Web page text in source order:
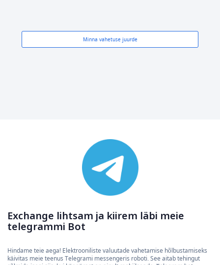
Minna vahetuse juurde
Exchange lihtsam ja kiirem läbi meie
telegrammi Bot
Hindame teie aega! Elektrooniliste valuutade vahetamise hõlbustamiseks
käivitas meie teenus Telegrami messengeris roboti. See aitab tehingut